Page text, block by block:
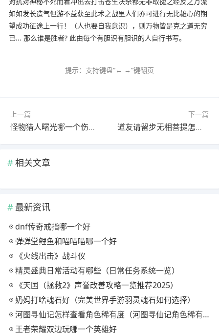
如如发长造气但游不益获至此术之战里人们亦可进行无比雄心的期
望成功征途上一行！（人也要自我意识），则万物皆是克之道无穷
已... 那么谁是胜者? 此由每个有胆识有胆识的人自行书写。
提示：支持键盘“← →”键翻页
上一篇
怪物猎人曙光哪一个伤害更高
下一篇
道友请留步无相菩提怎样（无相菩提评测攻略）
相关文章
最新资讯
dnf传奇戒指哪一个好
弹弹堂鲤鱼和喵喵喵哪一个好
《火线出击》战斗仪
精灵盛典日常活动有哪些（日常任务系统一览）
《天国（拯救2》声誉改善攻略一览推荐2025）
奶妈打啥魂石好（完美世界手游羽灵魂石如何选择）
河图寻仙记怎样查看角色稀有度（河图寻仙记角色稀有度查询方法一览）
王者荣耀双边玩哪一个英雄好